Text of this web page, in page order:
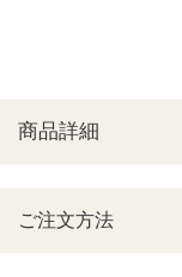
ご注文方法
商品詳細